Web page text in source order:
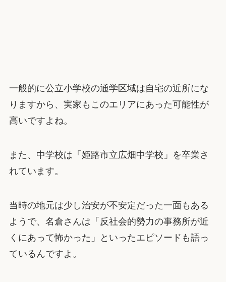
一般的に公立小学校の通学区域は自宅の近所にな
りますから、実家もこのエリアにあった可能性が
高いですよね。
また、中学校は「姫路市立広畑中学校」を卒業さ
れています。
当時の地元は少し治安が不安定だった一面もある
ようで、名倉さんは「反社会的勢力の事務所が近
くにあって怖かった」といったエピソードも語っ
ているんですよ。